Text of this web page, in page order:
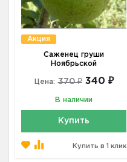
Акция
Саженец груши
Ноябрьской
Цена: 370 ₽ 340 ₽
В наличии
Купить
Купить в 1 клик